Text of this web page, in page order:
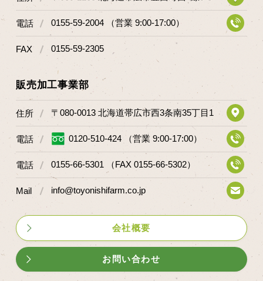
電話 0155-59-2004 （営業 9:00-17:00）
FAX 0155-59-2305
販売加工事業部
住所 〒080-0013 北海道帯広市西3条南35丁目1
電話 0120-510-424 （営業 9:00-17:00）
電話 0155-66-5301 （FAX 0155-66-5302）
Mail info@toyonishifarm.co.jp
会社概要
お問い合わせ